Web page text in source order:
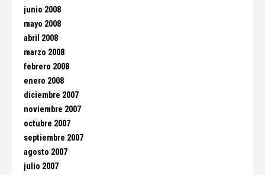
junio 2008
mayo 2008
abril 2008
marzo 2008
febrero 2008
enero 2008
diciembre 2007
noviembre 2007
octubre 2007
septiembre 2007
agosto 2007
julio 2007